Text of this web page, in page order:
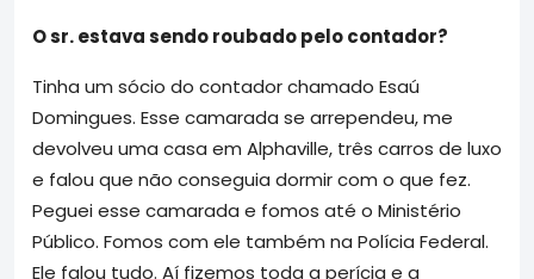
O sr. estava sendo roubado pelo contador?
Tinha um sócio do contador chamado Esaú
Domingues. Esse camarada se arrependeu, me
devolveu uma casa em Alphaville, três carros de luxo
e falou que não conseguia dormir com o que fez.
Peguei esse camarada e fomos até o Ministério
Público. Fomos com ele também na Polícia Federal.
Ele falou tudo. Aí fizemos toda a perícia e a